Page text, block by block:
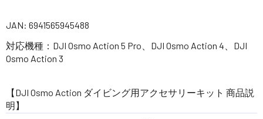
JAN: 6941565945488
対応機種：DJI Osmo Action 5 Pro、DJI Osmo Action 4、DJI
Osmo Action 3
【DJI Osmo Action ダイビング用アクセサリーキット 商品説
明】